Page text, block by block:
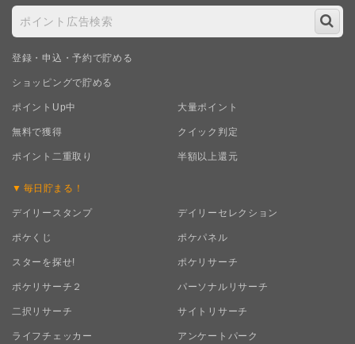
登録・申込・予約で貯める
ショッピングで貯める
ポイントUp中 大量ポイント
無料で獲得 クイック判定
ポイント二重取り 半額以上還元
毎日 貯まる！
デイリースタンプ デイリーセレクション
ポケくじ ポケパネル
スターを探せ! ポケリサーチ
ポケリサーチ２ パーソナルリサーチ
二択リサーチ サイトリサーチ
ライフチェッカー アンケートパーク